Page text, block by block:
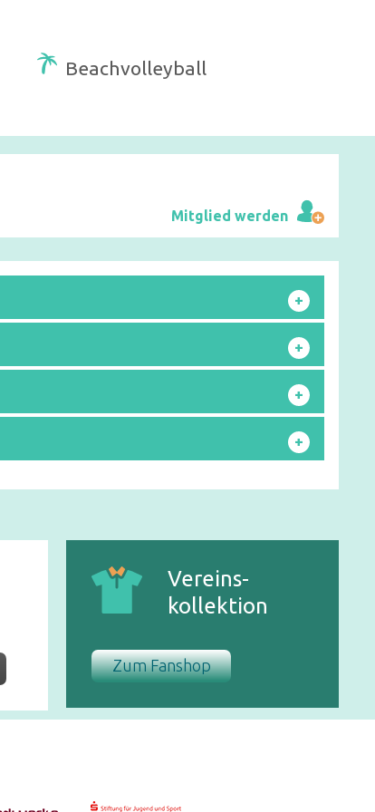
Beachvolleyball
Mitglied werden
+
+
+
+
Vereins-
kollektion
Zum Fanshop